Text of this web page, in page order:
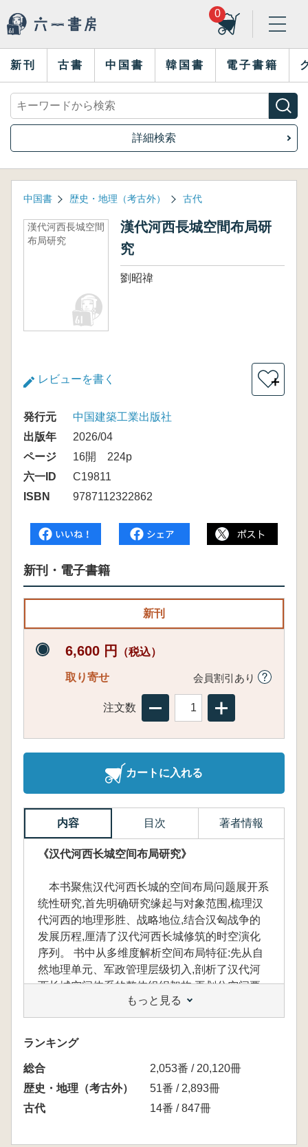
0
新刊 古書 中国書 韓国書 電子書籍
詳細検索
中国書 歴史・地理（考古外） 古代
漢代河西長城空間
布局研究
漢代河西長城空間布局研
究
劉昭禕
レビューを書く ＋
発行元
中国建築工業出版社
出版年
2026/04
ページ
16開 224p
六一ID
C19811
ISBN
9787112322862
新刊・電子書籍
新刊
6,600 円 （税込）
取り寄せ 会員割引あり
注文数
カートに入れる
内容 目次 著者情報
《汉代河西长城空间布局研究》
本书聚焦汉代河西长城的空间布局问题展开系
统性研究,首先明确研究缘起与对象范围,梳理汉
代河西的地理形胜、战略地位,结合汉匈战争的
发展历程,厘清了汉代河西长城修筑的时空演化
序列。 书中从多维度解析空间布局特征:先从自
然地理单元、军政管理层级切入,剖析了汉代河
西长城空间体系的整体组织架构;再划分空间要
素的类型,逐一分析各类要素的个体分布特征与
位置关联规律,明确空间布局的表象特征。 在此
基础上,本书进一步探究布局形成机制:解析了长
城各类要素、军防联络体系与自然地理的空间关
系,明确自然地理条件的约束与支撑作用;同时建
构适应性分析框架,阐释了军政思想、人文社会
等因素对选址布局的影响机制。最后总结核心研
もっと見る
ランキング
総合
2,053番 / 20,120冊
歴史・地理（考古外）
51番 / 2,893冊
古代
14番 / 847冊